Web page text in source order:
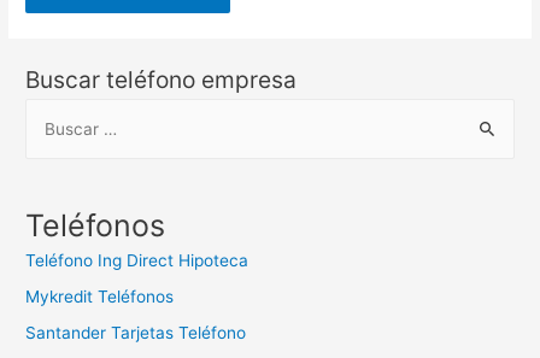
Buscar teléfono empresa
c
:
Teléfonos
Teléfono Ing Direct Hipoteca
Mykredit Teléfonos
Santander Tarjetas Teléfono